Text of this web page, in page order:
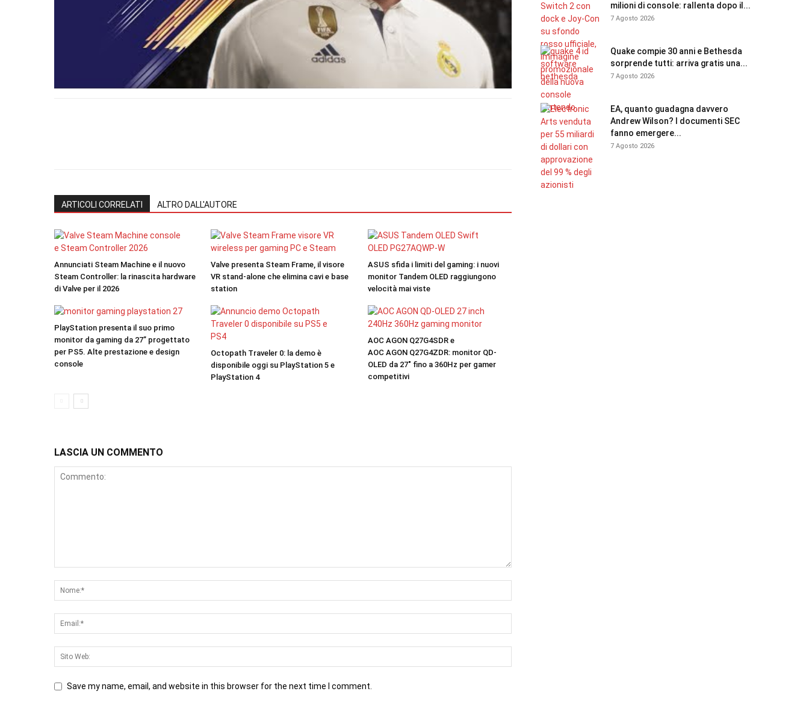
ARTICOLI CORRELATI ALTRO DALL'AUTORE
Annunciati Steam Machine e il nuovo
Steam Controller: la rinascita hardware
di Valve per il 2026
Valve presenta Steam Frame, il visore
VR stand-alone che elimina cavi e base
station
ASUS sfida i limiti del gaming: i nuovi
monitor Tandem OLED raggiungono
velocità mai viste
PlayStation presenta il suo primo
monitor da gaming da 27” progettato
per PS5. Alte prestazione e design
console
Octopath Traveler 0: la demo è
disponibile oggi su PlayStation 5 e
PlayStation 4
AOC AGON Q27G4SDR e
AOC AGON Q27G4ZDR: monitor QD-
OLED da 27″ fino a 360Hz per gamer
competitivi
LASCIA UN COMMENTO
Save my name, email, and website in this browser for the next time I comment.
milioni di console: rallenta dopo il...
7 Agosto 2026
Quake compie 30 anni e Bethesda
sorprende tutti: arriva gratis una...
7 Agosto 2026
EA, quanto guadagna davvero
Andrew Wilson? I documenti SEC
fanno emergere...
7 Agosto 2026